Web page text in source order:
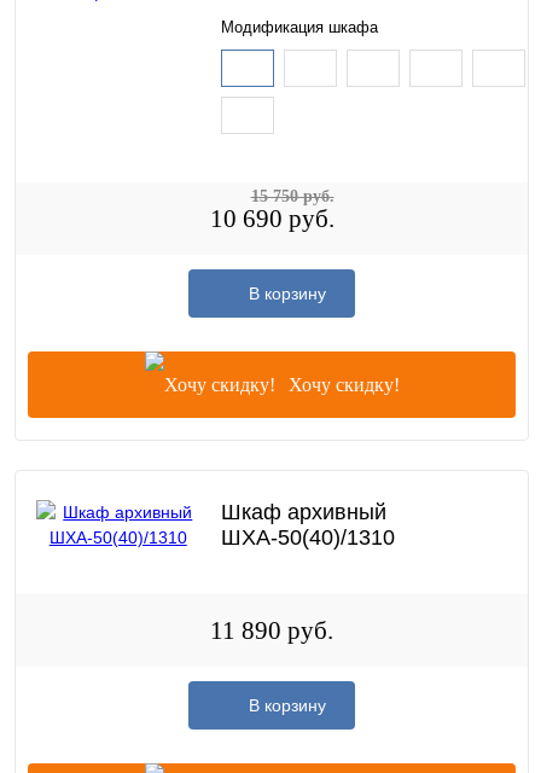
Модификация шкафа
10 690 руб.
15 750 руб.
В корзину
Хочу скидку!
Шкаф архивный
ШХА-50(40)/1310
11 890 руб.
В корзину